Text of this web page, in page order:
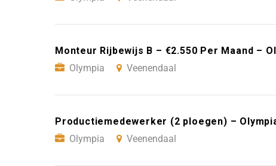
Monteur Rijbewijs B – €2.550 Per Maand –
Olympia
Veenendaal
Productiemedewerker (2 ploegen) –
Olympia
Veenendaal